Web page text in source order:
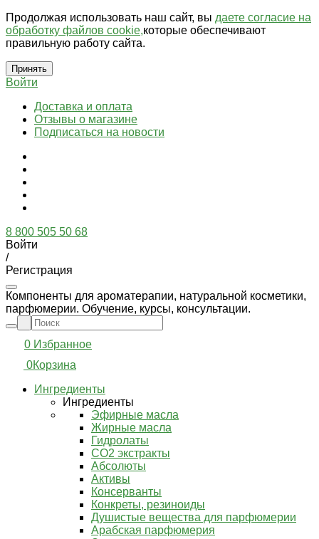
Продолжая использовать наш сайт, вы даете согласие на
обработку файлов cookie,которые обеспечивают
правильную работу сайта.
Принять
Войти
Доставка и оплата
Отзывы о магазине
Подписаться на новости
8 800 505 50 68
Войти
/
Регистрация
Компоненты для ароматерапии, натуральной косметики,
парфюмерии. Обучение, курсы, консультации.
0 Избранное
0Корзина
Ингредиенты
Ингредиенты
Эфирные масла
Жирные масла
Гидролаты
СО2 экстракты
Абсолюты
Активы
Консерванты
Конкреты, резиноиды
Душистые вещества для парфюмерии
Арабская парфюмерия